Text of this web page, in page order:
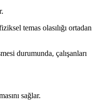
temas olasılığı ortadan
durumunda, çalışanları
sağlar.